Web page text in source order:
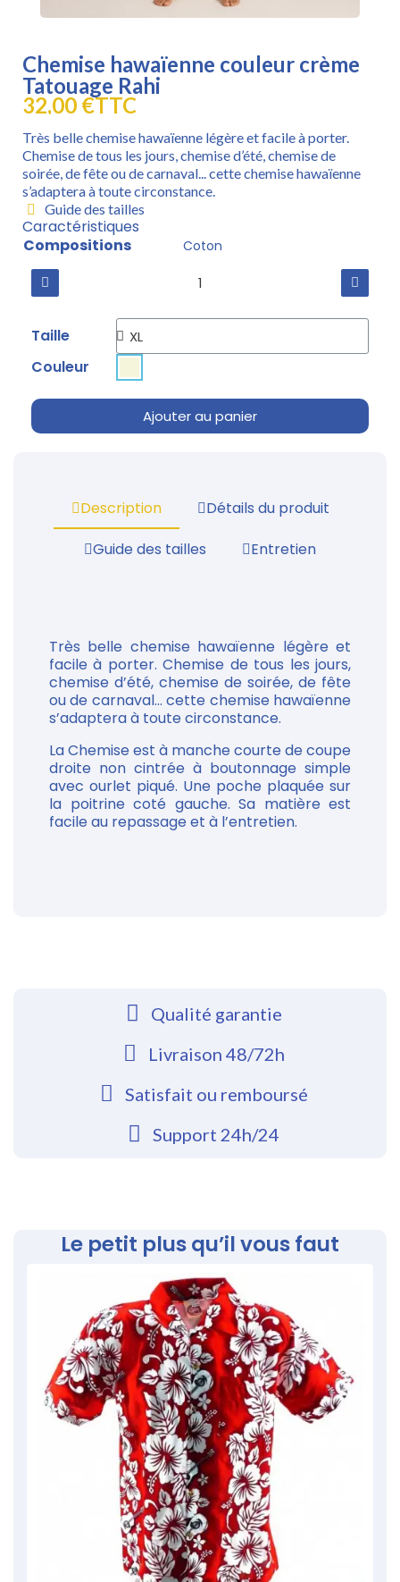
Chemise hawaïenne couleur crème
Tatouage Rahi
32,00 €TTC
Très belle chemise hawaïenne légère et facile à porter.
Chemise de tous les jours, chemise d’été, chemise de
soirée, de fête ou de carnaval... cette chemise hawaïenne
s’adaptera à toute circonstance.
Guide des tailles
Caractéristiques
Compositions
Coton
Taille
Couleur
Ajouter au panier
Description
Détails du produit
Guide des tailles
Entretien
Très belle chemise hawaïenne légère et
facile à porter. Chemise de tous les jours,
chemise d’été, chemise de soirée, de fête
ou de carnaval... cette chemise hawaïenne
s’adaptera à toute circonstance.
La Chemise est à manche courte de coupe
droite non cintrée à boutonnage simple
avec ourlet piqué. Une poche plaquée sur
la poitrine coté gauche. Sa matière est
facile au repassage et à l’entretien.
Qualité garantie
Livraison 48/72h
Satisfait ou remboursé
Support 24h/24
Le petit plus qu’il vous faut